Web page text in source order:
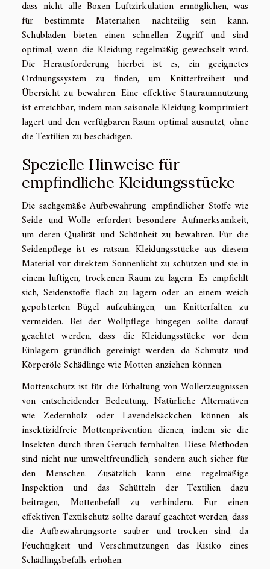
dass nicht alle Boxen Luftzirkulation ermöglichen, was
für bestimmte Materialien nachteilig sein kann.
Schubladen bieten einen schnellen Zugriff und sind
optimal, wenn die Kleidung regelmäßig gewechselt wird.
Die Herausforderung hierbei ist es, ein geeignetes
Ordnungssystem zu finden, um Knitterfreiheit und
Übersicht zu bewahren. Eine effektive Stauraumnutzung
ist erreichbar, indem man saisonale Kleidung komprimiert
lagert und den verfügbaren Raum optimal ausnutzt, ohne
die Textilien zu beschädigen.
Spezielle Hinweise für
empfindliche Kleidungsstücke
Die sachgemäße Aufbewahrung empfindlicher Stoffe wie
Seide und Wolle erfordert besondere Aufmerksamkeit,
um deren Qualität und Schönheit zu bewahren. Für die
Seidenpflege ist es ratsam, Kleidungsstücke aus diesem
Material vor direktem Sonnenlicht zu schützen und sie in
einem luftigen, trockenen Raum zu lagern. Es empfiehlt
sich, Seidenstoffe flach zu lagern oder an einem weich
gepolsterten Bügel aufzuhängen, um Knitterfalten zu
vermeiden. Bei der Wollpflege hingegen sollte darauf
geachtet werden, dass die Kleidungsstücke vor dem
Einlagern gründlich gereinigt werden, da Schmutz und
Körperöle Schädlinge wie Motten anziehen können.
Mottenschutz ist für die Erhaltung von Wollerzeugnissen
von entscheidender Bedeutung. Natürliche Alternativen
wie Zedernholz oder Lavendelsäckchen können als
insektizidfreie Mottenprävention dienen, indem sie die
Insekten durch ihren Geruch fernhalten. Diese Methoden
sind nicht nur umweltfreundlich, sondern auch sicher für
den Menschen. Zusätzlich kann eine regelmäßige
Inspektion und das Schütteln der Textilien dazu
beitragen, Mottenbefall zu verhindern. Für einen
effektiven Textilschutz sollte darauf geachtet werden, dass
die Aufbewahrungsorte sauber und trocken sind, da
Feuchtigkeit und Verschmutzungen das Risiko eines
Schädlingsbefalls erhöhen.